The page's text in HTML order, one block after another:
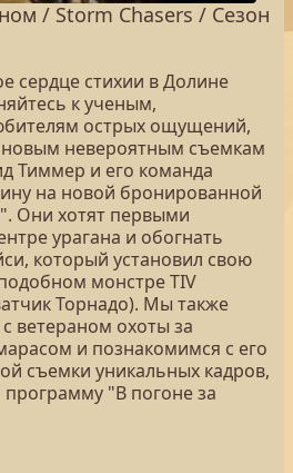
/ Storm Chasers / Сезон
сердце стихии в Долине
к ученым,
острых ощущений,
новым невероятным съемкам
Тиммер и его команда
на новой бронированной
Они хотят первыми
урагана и обогнать
который установил свою
монстре TIV
Торнадо). Мы также
ветераном охоты за
и познакомимся с его
съемки уникальных кадров,
"В погоне за